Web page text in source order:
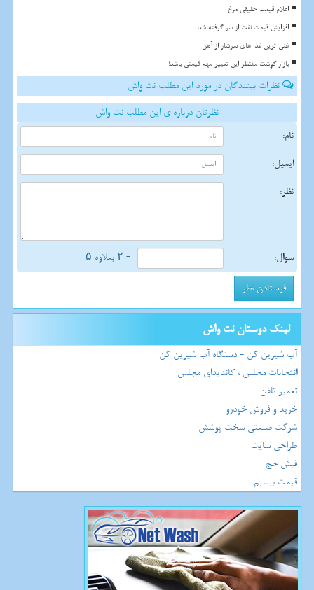
اعلام قیمت حقیقی مرغ
افزایش قیمت نفت از سر گرفته شد
غنی ترین غذا های سرشار از آهن
بازار گوشت منتظر این تغییر مهم قیمتی باشد!
نظرات بینندگان در مورد این مطلب نت واش
نظرتان درباره ی این مطلب نت واش
نام:
ایمیل:
نظر:
سوال: = ۲ بعلاوه ۵
لینک دوستان نت واش
آب شیرین کن - دستگاه آب شیرین کن
انتخابات مجلس ، کاندیدای مجلس
تعمیر تلفن
خرید و فروش خودرو
شرکت صنعتی سخت پوشش
طراحی سایت
فیش حج
قیمت بیسیم